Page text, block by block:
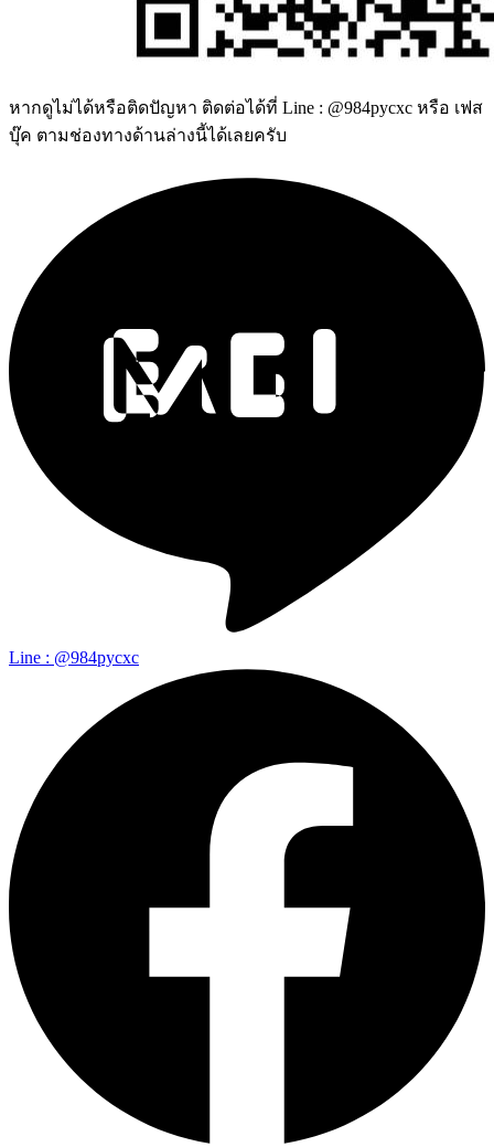
หากดูไม่ได้หรือติดปัญหา ติดต่อได้ที่ Line : @984pycxc หรือ เฟส
บุ๊ค ตามช่องทางด้านล่างนี้ได้เลยครับ
Line : @984pycxc